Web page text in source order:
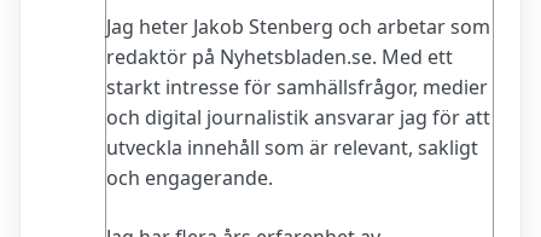
Jag heter Jakob Stenberg och arbetar som
redaktör på Nyhetsbladen.se. Med ett
starkt intresse för samhällsfrågor, medier
och digital journalistik ansvarar jag för att
utveckla innehåll som är relevant, sakligt
och engagerande.